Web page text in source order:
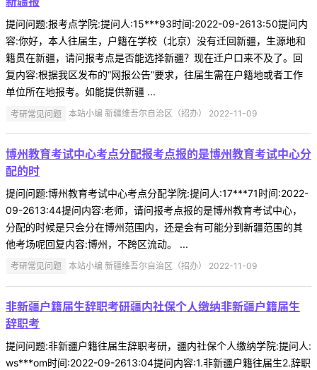
提问问题:报考点学院:提问人:15***93时间:2022-09-2613:50提问内
容:你好，本人往届生，户籍在学校（北京）没有迁回新疆，生源地和
籍贯在新疆，请问报考点是否能选择新疆？现在迁户口来不及了。回
复内容:根据我区发布的“网报公告”要求，往届生需在户籍地或者工作
单位所在地报考。如能提供新疆 ...
考研常见问题 本站小编 新疆维吾尔自治区（招办） 2022-11-09
博州教育考试中心考点分配报考点报的是博州教育考试中心分
配的时
提问问题:博州教育考试中心考点分配学院:提问人:17***71时间:2022-
09-2613:44提问内容:老师，请问报考点报的是博州教育考试中心，
分配的时候是只会分在博州范围内，还是会有可能分到新疆范围的其
他考场呢回复内容:博州，不跨区流动。 ...
考研常见问题 本站小编 新疆维吾尔自治区（招办） 2022-11-09
非新疆户籍届生辞职考研疆内社保个人缴纳非新疆户籍届生
辞职考
提问问题:非新疆户籍往届生辞职考研，疆内社保个人缴纳学院:提问人:
ws***om时间:2022-09-2613:04提问内容:1.非新疆户籍往届生2.辞职